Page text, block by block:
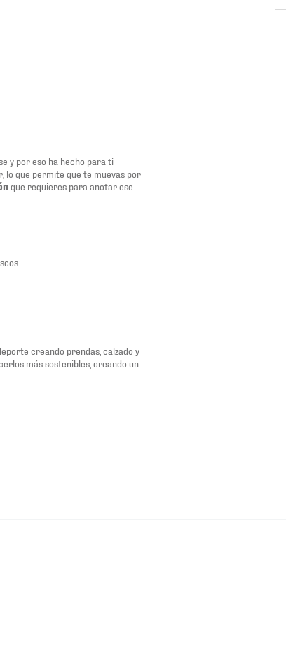
y por eso ha hecho para ti
lo que permite que te muevas por
que requieres para anotar ese
creando prendas, calzado y
más sostenibles, creando un